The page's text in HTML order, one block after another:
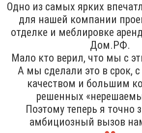
Одно из самых ярких
для нашей компании
отделке и меблировке
Дом.РФ.
Мало кто верил, что мы с
А мы сделали это в срок,
качеством и большим
решенных
Поэтому теперь я точно
амбициозный вызов